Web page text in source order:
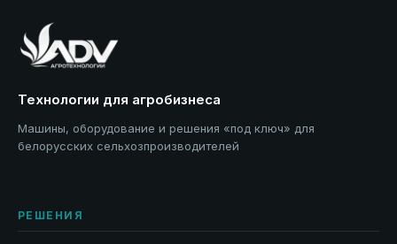
Технологии для агробизнеса
Машины, оборудование и решения «под ключ» для
белорусских сельхозпроизводителей
РЕШЕНИЯ